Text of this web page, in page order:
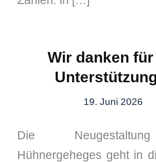
Wir danken
19. Juni 2026
Die
Hühnergeheges geht in